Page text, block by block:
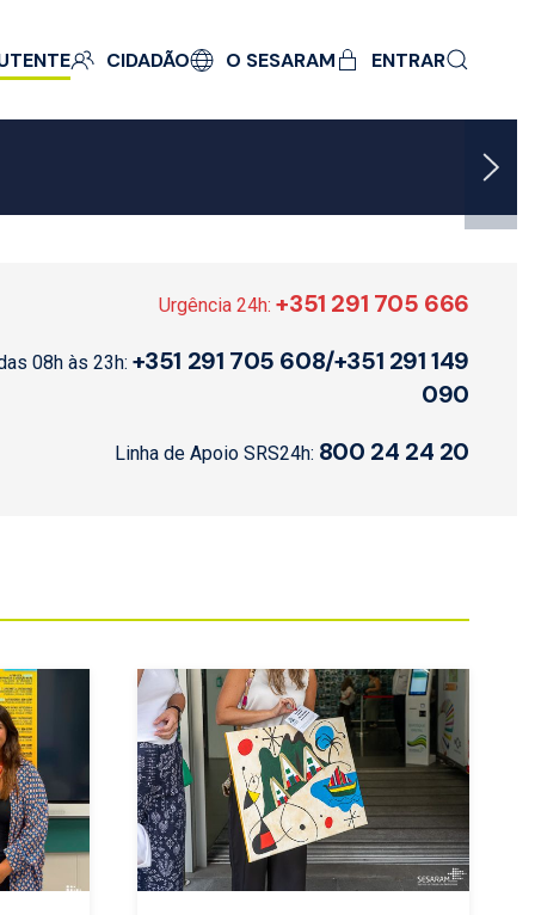
CIDADÃO O SESARAM ENTRAR
Urgência 24h: +351 291 705 666
08h às 23h: +351 291 705 608/+351 291 149
090
Linha de Apoio SRS24h: 800 24 24 20